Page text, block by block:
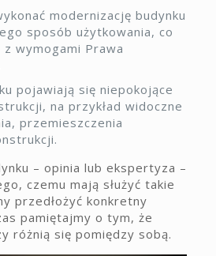
modernizację budynku
sposób użytkowania, co
wymogami Prawa
pojawiają się niepokojące
na przykład widoczne
przemieszczenia
– opinia lub ekspertyza –
czemu mają służyć takie
przedłożyć konkretny
pamiętajmy o tym, że
różnią się pomiędzy sobą.